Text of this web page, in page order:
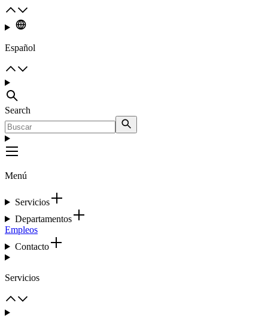
Español
Search
Menú
Servicios
Departamentos
Empleos
Contacto
Servicios